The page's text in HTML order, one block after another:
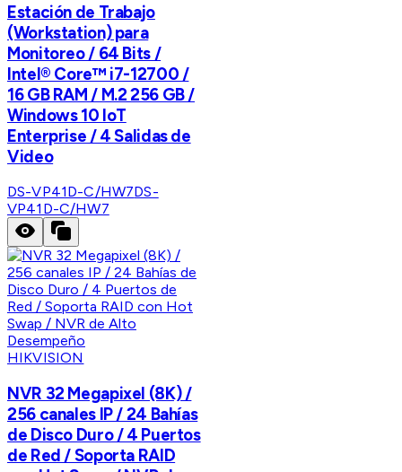
Estación de Trabajo
(Workstation) para
Monitoreo / 64 Bits /
Intel® Core™ i7-12700 /
16 GB RAM / M.2 256 GB /
Windows 10 IoT
Enterprise / 4 Salidas de
Video
DS-VP41D-C/HW7DS-
VP41D-C/HW7
HIKVISION
NVR 32 Megapixel (8K) /
256 canales IP / 24 Bahías
de Disco Duro / 4 Puertos
de Red / Soporta RAID